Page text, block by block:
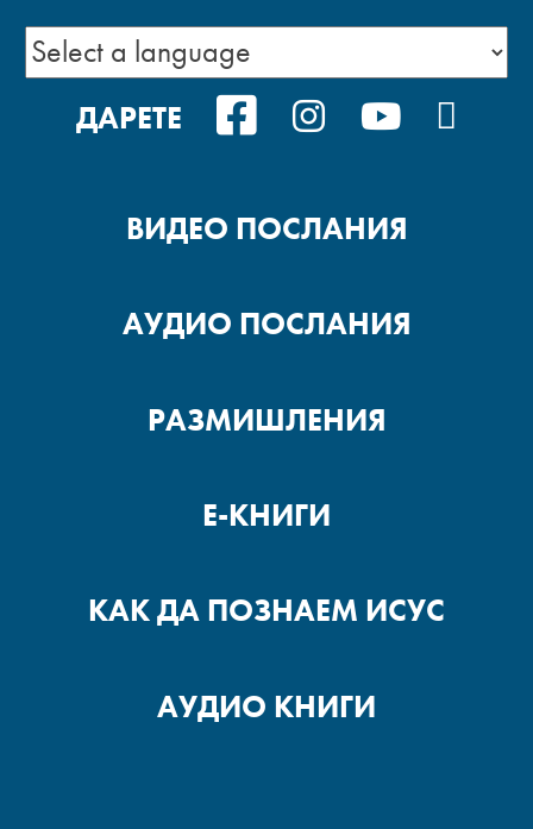
ДАРЕТЕ FACEBOOK
INSTAGRAM
YOUTUBE
ВИДЕО ПОСЛАНИЯ
АУДИО ПОСЛАНИЯ
РАЗМИШЛЕНИЯ
Е-КНИГИ
КАК ДА ПОЗНАЕМ ИСУС
АУДИО КНИГИ